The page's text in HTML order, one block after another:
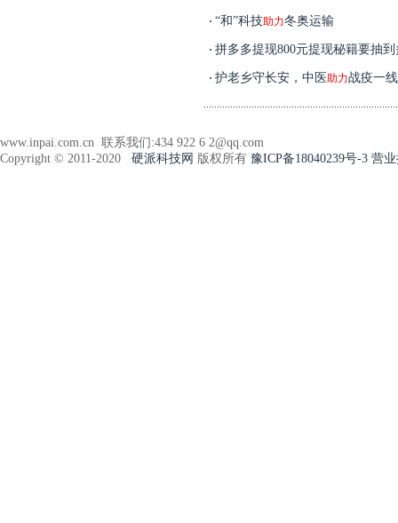
“和”科技助力冬奥运输
拼多多提现800元提现秘籍要抽
护老乡守长安，中医助力战疫一线
www.inpai.com.cn 联系我们:434 922 6 2@qq.com
Copyright © 2011-2020 硬派科技网 版权所有 豫ICP备18040239号-3 营